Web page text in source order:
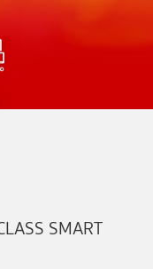
SMART